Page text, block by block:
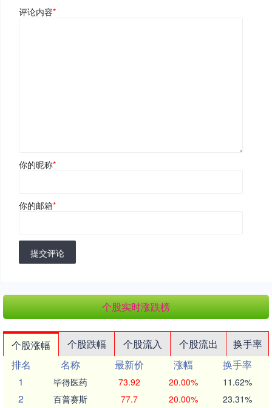
评论内容*
你的昵称*
你的邮箱*
提交评论
个股实时涨跌榜
个股涨幅 个股跌幅 个股流入 个股流出
换手率
排名
名称 最新价 涨幅
换手率
1
毕得医药 73.92 20.00% 11.62%
2 百普赛斯 77.7 20.00% 23.31%